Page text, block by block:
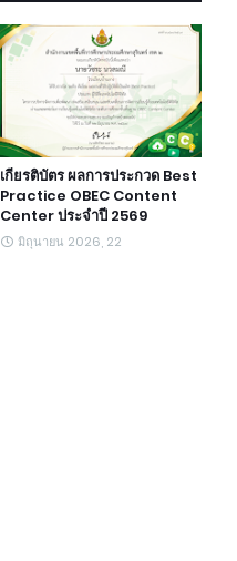
เกียรติบัตร ผลการประกวด Best
Practice OBEC Content
Center ประจำปี 2569
มิถุนายน 2026, 22